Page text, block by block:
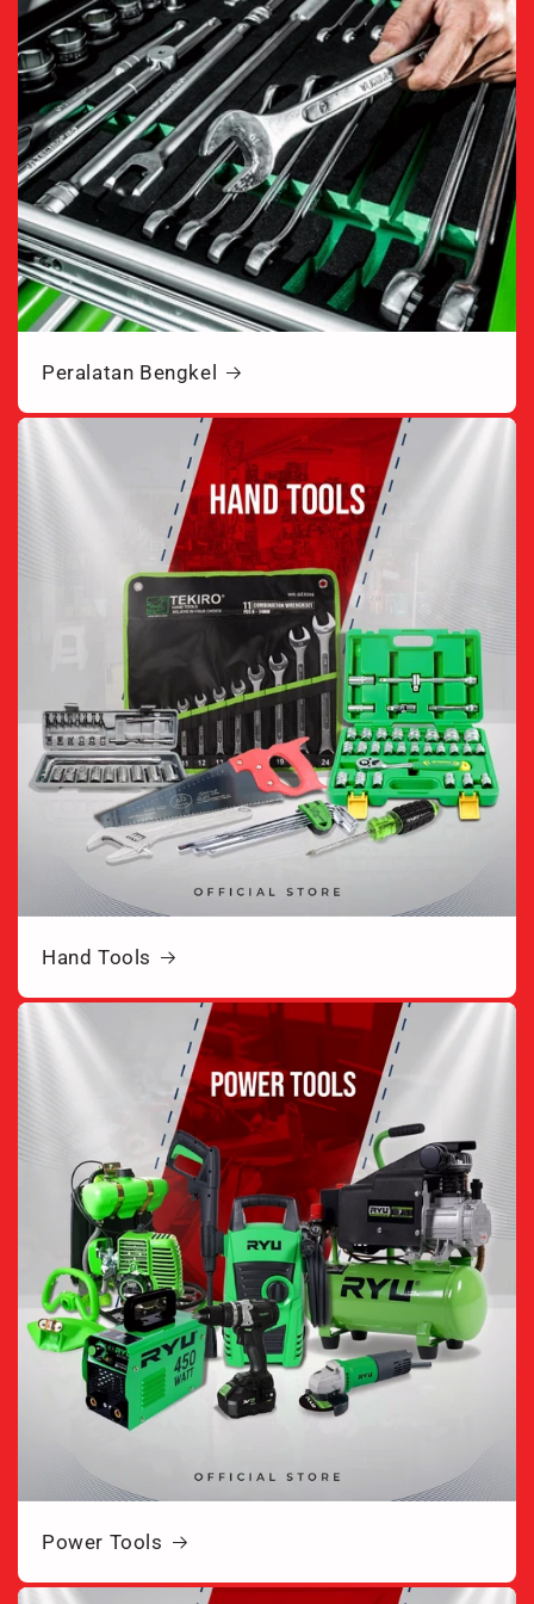
Peralatan Bengkel
Hand Tools
Power Tools